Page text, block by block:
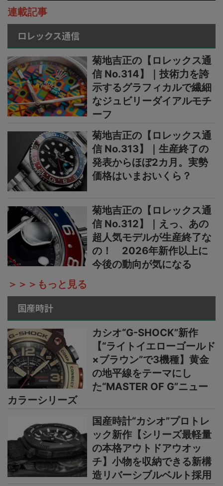
連載記事
ロレックス通信
菊地吉正の【ロレックス通
信 No.314】｜技術力を誇
示するグラフィカルで繊細
なジュビリーダイアルモチ
ーフ
菊地吉正の【ロレックス通
信 No.313】｜生産終了の
発表からほぼ2カ月。実勢
価格はいまおいくら？
菊地吉正の【ロレックス通
信 No.312】｜えっ、あの
超人気モデルが生産終了な
の！ 2026年新作以上に
今後の動向が気になる
＞＞＞もっと見る
国産時計
カシオ“G-SHOCK”新作
【“ライトイエローゴールド
×ブラウン”で3機種】黄金
の地平線をテーマにし
た“MASTER OF G”ニュー
カラーシリーズ
国産時計“カシオ”プロトレ
ック新作【シリーズ最軽量
の本格アウトドアウオッ
チ】小物を収納できる新構
造リバーシブルベルト採用